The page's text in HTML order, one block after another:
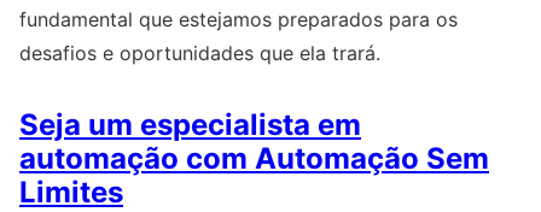
fundamental que estejamos preparados para os
desafios e oportunidades que ela trará.
Seja um especialista em
automação com Automação Sem
Limites